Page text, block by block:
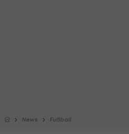
News Fußball